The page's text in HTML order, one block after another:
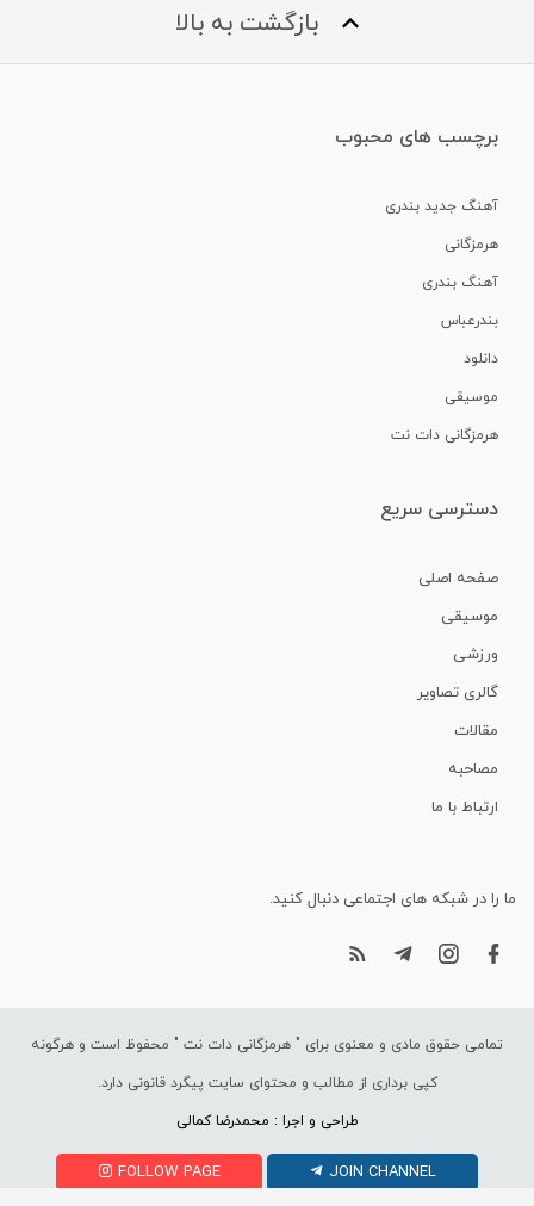
بازگشت به بالا
برچسب های محبوب
آهنگ جدید بندری
هرمزگانی
آهنگ بندری
بندرعباس
دانلود
موسیقی
هرمزگانی دات نت
دسترسی سریع
صفحه اصلی
موسیقی
ورزشی
گالری تصاویر
مقالات
مصاحبه
ارتباط با ما
ما را در شبکه های اجتماعی دنبال کنید.
تمامی حقوق مادی و معنوی برای " هرمزگانی دات نت " محفوظ است و هرگونه
کپی برداری از مطالب و محتوای سایت پیگرد قانونی دارد.
طراحی و اجرا : محمدرضا کمالی
FOLLOW PAGE JOIN CHANNEL